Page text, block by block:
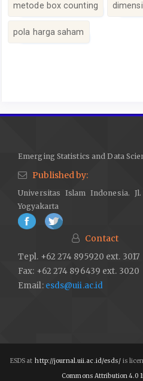
metode box counting
pola harga saham
Emerging Statistics and Data
Published by:
Universitas Islam Indonesia.
Yogyakarta
Contact
Tepl. +62 274 895920 ext. 3017
Fax: +62 274 896439 ext. 3020
Email: esds@uii.ac.id
ESDS athttp://journal.uii.ac.id/esds/ is
Commons Attribution 4.0